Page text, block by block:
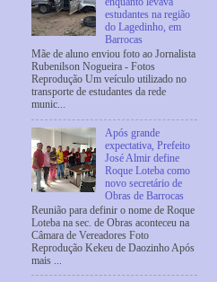
estudantes na região
do Lagedinho, em
Barrocas
Mãe de aluno enviou foto ao Jornalista
Rubenilson Nogueira - Fotos
Reprodução Um veículo utilizado no
transporte de estudantes da rede
munic...
Após grande
expectativa, Prefeito
José Almir define
Roque Loteba como
novo secretário de
Obras de Barrocas
Reunião para definir o nome de Roque
Loteba na sec. de Obras aconteceu na
Câmara de Vereadores Foto
Reprodução Kekeu de Daozinho Após
mais ...